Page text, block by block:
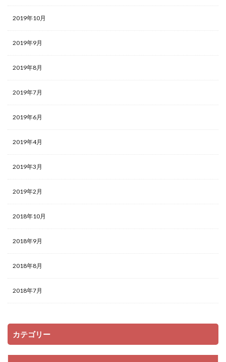
2019年10月
2019年9月
2019年8月
2019年7月
2019年6月
2019年4月
2019年3月
2019年2月
2018年10月
2018年9月
2018年8月
2018年7月
カテゴリー